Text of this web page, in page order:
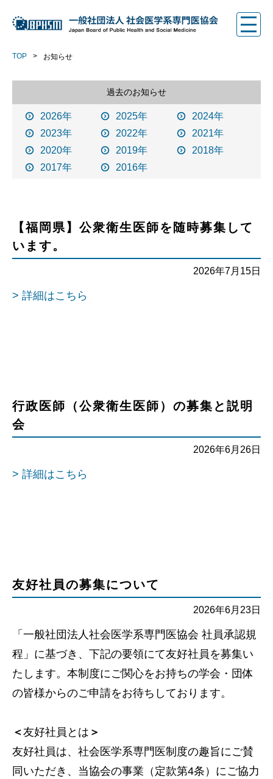
TOP お知らせ
過去のお知らせ
2026年 2025年
2024年
2023年
2022年
2021年
2020年
2019年
2018年
2017年
2016年
【福岡県】公衆衛生医師を随時募集して
います。
2026年7月15日
> 詳細はこちら
行政医師（公衆衛生医師）の募集と説明
会
2026年6月26日
> 詳細はこちら
友好社員の募集について
2026年6月23日
「一般社団法人社会医学系専門医協会 社員承認規
程」に基づき、下記の要領にて友好社員を募集い
たします。本制度にご関心をお持ちの学会・団体
の皆様からのご申請をお待ちしております。
＜友好社員とは ＞
友好社員は、社会医学系専門医制度の趣旨にご賛
同いただき、当協会の事業（定款第4条）にご協力